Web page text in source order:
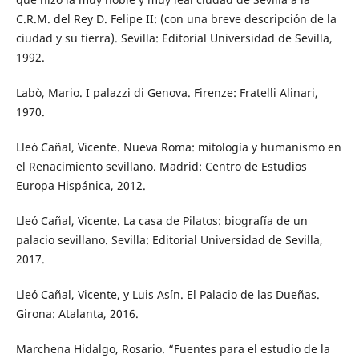
C.R.M. del Rey D. Felipe II: (con una breve descripción de la
ciudad y su tierra). Sevilla: Editorial Universidad de Sevilla,
1992.
Labò, Mario. I palazzi di Genova. Firenze: Fratelli Alinari,
1970.
Lleó Cañal, Vicente. Nueva Roma: mitología y humanismo en
el Renacimiento sevillano. Madrid: Centro de Estudios
Europa Hispánica, 2012.
Lleó Cañal, Vicente. La casa de Pilatos: biografía de un
palacio sevillano. Sevilla: Editorial Universidad de Sevilla,
2017.
Lleó Cañal, Vicente, y Luis Asín. El Palacio de las Dueñas.
Girona: Atalanta, 2016.
Marchena Hidalgo, Rosario. “Fuentes para el estudio de la